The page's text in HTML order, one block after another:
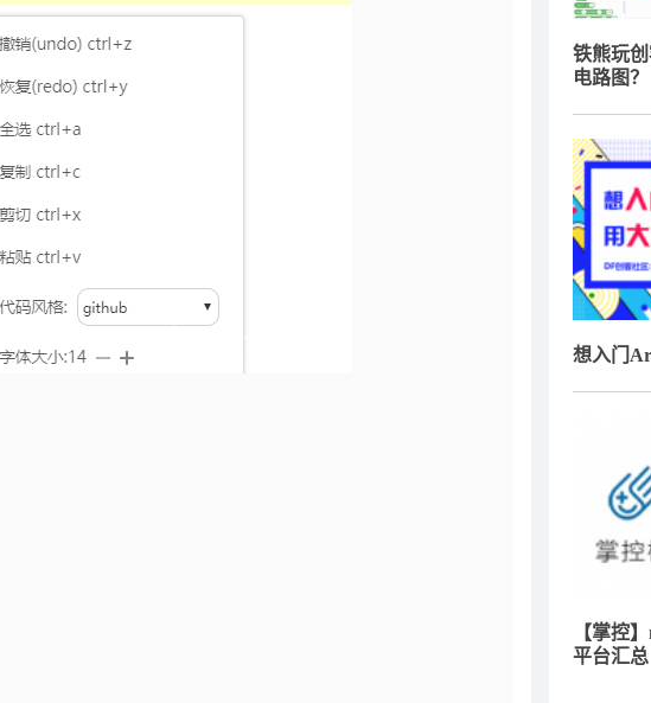
铁熊玩
电路图？
想入门
【掌控
平台汇总